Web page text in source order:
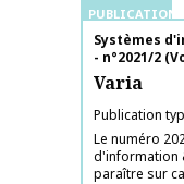
PUBLICATIONS
Publication
Systèmes
- n°2021/2
Varia
Publication
Le numéro
d'information
paraître sur